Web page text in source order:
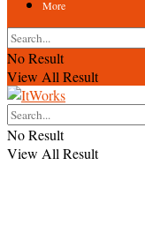
More
No Result
View All Result
No Result
View All Result